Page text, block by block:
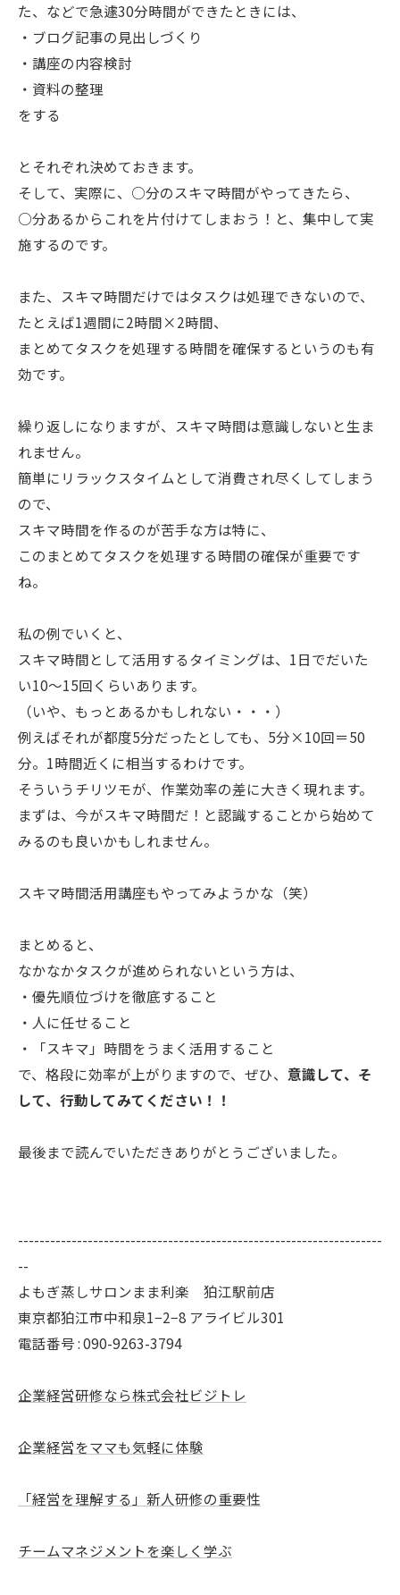
た、などで急遽30分時間ができたときには、
・ブログ記事の見出しづくり
・講座の内容検討
・資料の整理
をする
とそれぞれ決めておきます。
そして、実際に、○分のスキマ時間がやってきたら、
○分あるからこれを片付けてしまおう！と、集中して実
施するのです。
また、スキマ時間だけではタスクは処理できないので、
たとえば1週間に2時間×2時間、
まとめてタスクを処理する時間を確保するというのも有
効です。
繰り返しになりますが、スキマ時間は意識しないと生ま
れません。
簡単にリラックスタイムとして消費され尽くしてしまう
ので、
スキマ時間を作るのが苦手な方は特に、
このまとめてタスクを処理する時間の確保が重要です
ね。
私の例でいくと、
スキマ時間として活用するタイミングは、1日でだいた
い10〜15回くらいあります。
（いや、もっとあるかもしれない・・・）
例えばそれが都度5分だったとしても、5分×10回＝50
分。1時間近くに相当するわけです。
そういうチリツモが、作業効率の差に大きく現れます。
まずは、今がスキマ時間だ！と認識することから始めて
みるのも良いかもしれません。
スキマ時間活用講座もやってみようかな（笑）
まとめると、
なかなかタスクが進められないという方は、
・優先順位づけを徹底すること
・人に任せること
・「スキマ」時間をうまく活用すること
で、格段に効率が上がりますので、ぜひ、 意識して、そ
して、行動してみてください！！
最後まで読んでいただきありがとうございました。
--------------------------------------------------------------------
--
よもぎ蒸しサロンまま利楽 狛江駅前店
東京都狛江市中和泉1−2−8 アライビル301
電話番号 : 090-9263-3794
企業経営研修なら株式会社ビジトレ
企業経営をママも気軽に体験
「経営を理解する」新人研修の重要性
チームマネジメントを楽しく学ぶ